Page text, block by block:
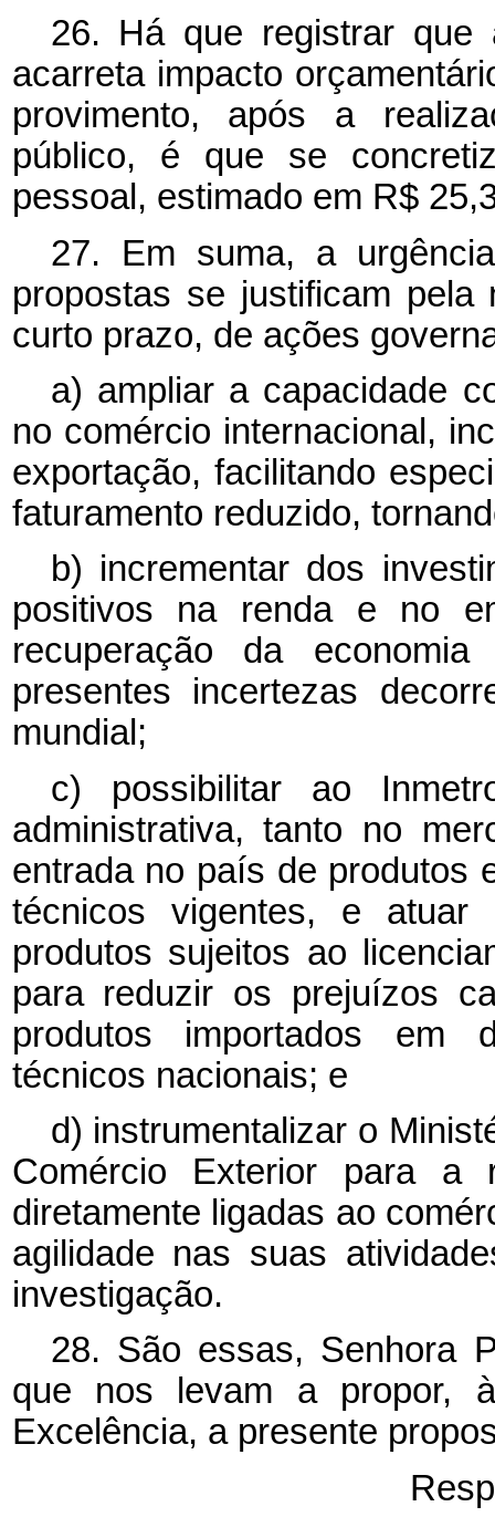
26. Há que registrar que
acarreta impacto
provimento, após a
público, é que se
pessoal, estimado em R$
27. Em suma, a
propostas se justificam pela
curto prazo, de ações
a) ampliar a capacidade
no comércio internacional,
exportação, facilitando
faturamento reduzido,
b) incrementar dos
positivos na renda e no
recuperação da
presentes incertezas
mundial;
c) possibilitar ao
administrativa, tanto no
entrada no país de produtos
técnicos vigentes, e atuar
produtos sujeitos ao
para reduzir os prejuízos
produtos importados em
técnicos nacionais; e
d) instrumentalizar o
Comércio Exterior para a
diretamente ligadas ao
agilidade nas suas
investigação.
28. São essas, Senhora
que nos levam a propor,
Excelência, a presente